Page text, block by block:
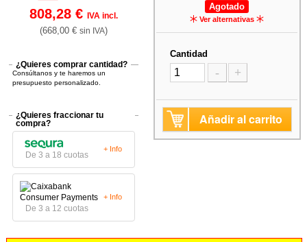
808,28 €IVA incl.
(668,00 €sin IVA)
¿Quieres comprar cantidad?
Consúltanos y te haremos un
presupuesto personalizado.
¿Quieres fraccionar tu
compra?
De 3 a 18 cuotas
+ Info
De 3 a 12 cuotas
+ Info
Agotado
Ver alternativas
Cantidad
- +
Añadir al carrito